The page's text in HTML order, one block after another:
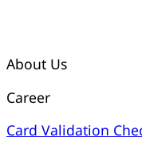
About Us
Career
Card Validation